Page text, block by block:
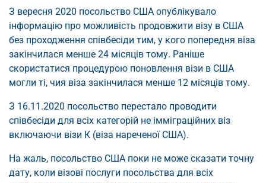
З вересня 2020 посольство США опублікувало
інформацію про можливість продовжити візу в США
без проходження співбесіди тим, у кого попередня віза
закінчилася менше 24 місяців тому. Раніше
скористатися процедурою поновлення візи в США
могли ті, чия віза закінчилася менше 12 місяців тому.
З 16.11.2020 посольство перестало проводити
співбесіди для всіх категорій не імміграційних віз
включаючи візи К (віза нареченої США).
На жаль, посольство США поки не може сказати точну
дату, коли візові послуги посольства для всіх